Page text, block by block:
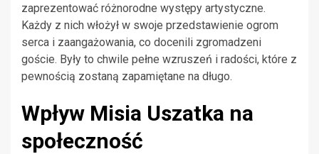
zaprezentować różnorodne występy artystyczne.
Każdy z nich włożył w swoje przedstawienie ogrom
serca i zaangażowania, co docenili zgromadzeni
goście. Były to chwile pełne wzruszeń i radości, które z
pewnością zostaną zapamiętane na długo.
Wpływ Misia Uszatka na
społeczność